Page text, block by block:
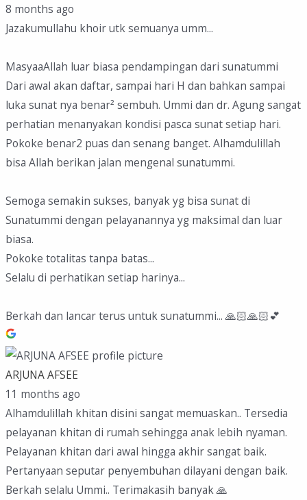
8 months ago
Jazakumullahu khoir utk semuanya umm...
MasyaaAllah luar biasa pendampingan dari sunatummi
Dari awal akan daftar, sampai hari H dan bahkan sampai
luka sunat nya benar² sembuh. Ummi dan dr. Agung sangat
perhatian menanyakan kondisi pasca sunat setiap hari.
Pokoke benar2 puas dan senang banget. Alhamdulillah
bisa Allah berikan jalan mengenal sunatummi.
Semoga semakin sukses, banyak yg bisa sunat di
Sunatummi dengan pelayanannya yg maksimal dan luar
biasa.
Pokoke totalitas tanpa batas...
Selalu di perhatikan setiap harinya...
Berkah dan lancar terus untuk sunatummi... 🙏🏻🙏🏻💕
ARJUNA AFSEE
11 months ago
Alhamdulillah khitan disini sangat memuaskan.. Tersedia
pelayanan khitan di rumah sehingga anak lebih nyaman.
Pelayanan khitan dari awal hingga akhir sangat baik.
Pertanyaan seputar penyembuhan dilayani dengan baik.
Berkah selalu Ummi.. Terimakasih banyak 🙏